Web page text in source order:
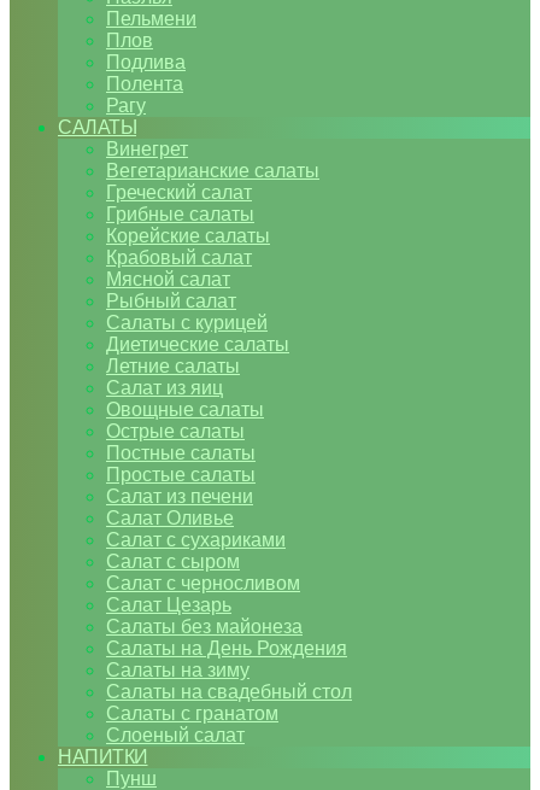
Пельмени
Плов
Подлива
Полента
Рагу
САЛАТЫ
Винегрет
Вегетарианские салаты
Греческий салат
Грибные салаты
Корейские салаты
Крабовый салат
Мясной салат
Рыбный салат
Салаты с курицей
Диетические салаты
Летние салаты
Салат из яиц
Овощные салаты
Острые салаты
Постные салаты
Простые салаты
Салат из печени
Салат Оливье
Салат с сухариками
Салат с сыром
Салат с черносливом
Салат Цезарь
Салаты без майонеза
Салаты на День Рождения
Салаты на зиму
Салаты на свадебный стол
Салаты с гранатом
Слоеный салат
НАПИТКИ
Пунш